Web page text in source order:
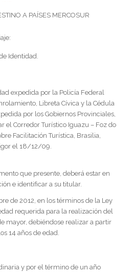
A PAÍSES MERCOSUR
Identidad.
expedida por la Policía Federal
Libreta Cívica y la Cédula
por los Gobiernos Provinciales,
el Corredor Turístico Iguazu – Foz do
Facilitación Turística, Brasilia,
el 18/12/09.
que presente, deberá estar en
e identificar a su titular.
de 2012, en los términos de la Ley
requerida para la realización del
mayor, debiéndose realizar a partir
14 años de edad.
y por el término de un año